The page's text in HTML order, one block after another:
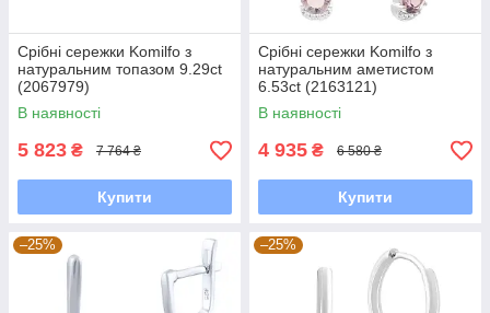
Срібні сережки Komilfo з
натуральним топазом 9.29ct
(2067979)
В наявності
5 823 ₴ 7 764 ₴
Купити
Срібні сережки Komilfo з
натуральним аметистом
6.53ct (2163121)
В наявності
4 935 ₴ 6 580 ₴
Купити
–25% –25%